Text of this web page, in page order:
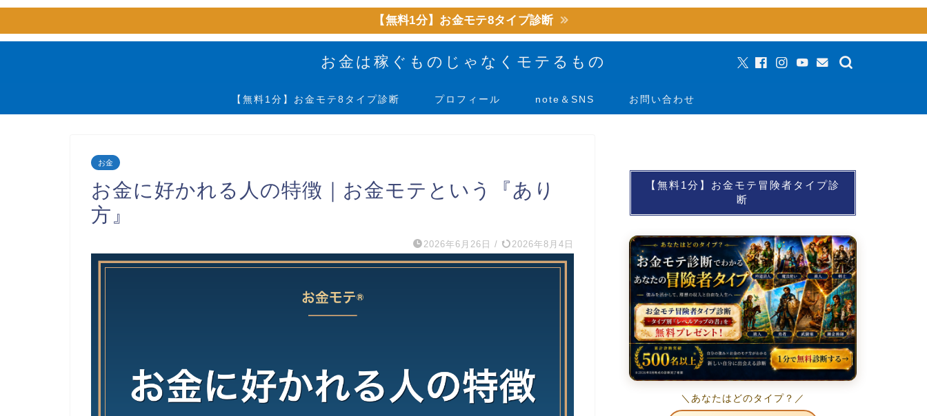
【無料1分】お金モテ8タイプ診断
お金は稼ぐものじゃなくモテるもの
【無料1分】お金モテ8タイプ診断 プロフィール note＆SNS お問い合わせ
お金
お金に好かれる人の特徴｜お金モテという『あり
方』
2026年6月26日 / 2026年8月4日
【無料1分】お金モテ冒険者タイプ診
断
＼あなたはどのタイプ？／